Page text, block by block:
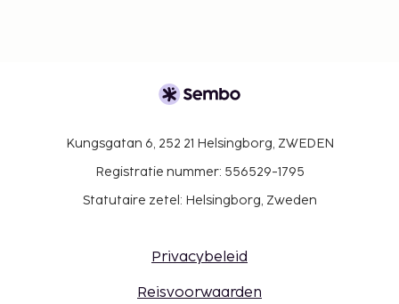
Kungsgatan 6, 252 21 Helsingborg, ZWEDEN
Registratie nummer: 556529-1795
Statutaire zetel: Helsingborg, Zweden
Privacybeleid
Reisvoorwaarden